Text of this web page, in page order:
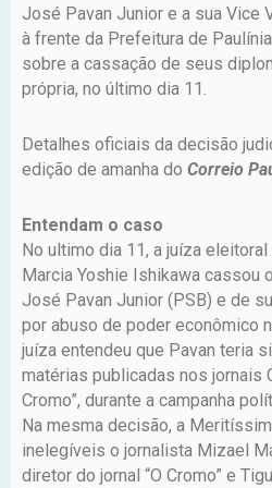
José Pavan Junior e a sua Vice
à frente da Prefeitura de
sobre a cassação de seus
própria, no último dia 11.
Detalhes oficiais da decisão
edição de amanha do Correio
Entendam o caso
No ultimo dia 11, a juíza
Marcia Yoshie Ishikawa cassou
José Pavan Junior (PSB) e de
por abuso de poder econômico
juíza entendeu que Pavan teria
matérias publicadas nos jornais
Cromo”, durante a campanha
Na mesma decisão, a
inelegíveis o jornalista Mizael
diretor do jornal “O Cromo” e